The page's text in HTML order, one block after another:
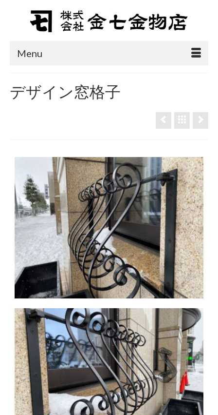
Menu
デザイン窓格子